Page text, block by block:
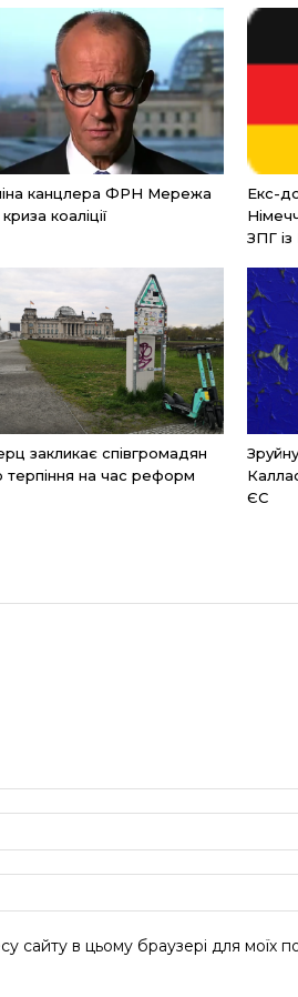
канцлера ФРН Мережа
коаліції
Екс-
ЗПГ
закликає співгромадян
терпіння на час реформ
ЄС
сайту в цьому браузері для моїх